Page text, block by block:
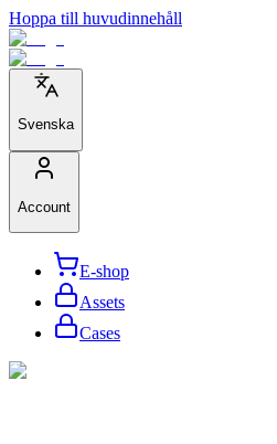
Hoppa till huvudinnehåll
Svenska
Account
E-shop
Assets
Cases